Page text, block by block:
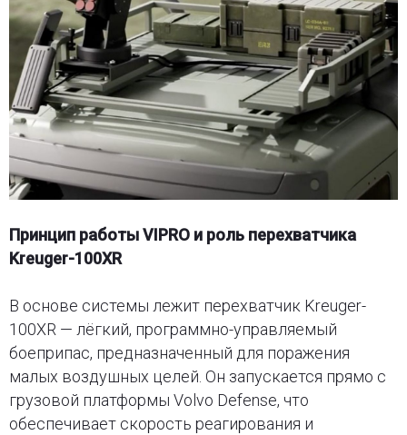
Принцип работы VIPRO и роль перехватчика
Kreuger-100XR
В основе системы лежит перехватчик Kreuger-
100XR — лёгкий, программно-управляемый
боеприпас, предназначенный для поражения
малых воздушных целей. Он запускается прямо с
грузовой платформы Volvo Defense, что
обеспечивает скорость реагирования и